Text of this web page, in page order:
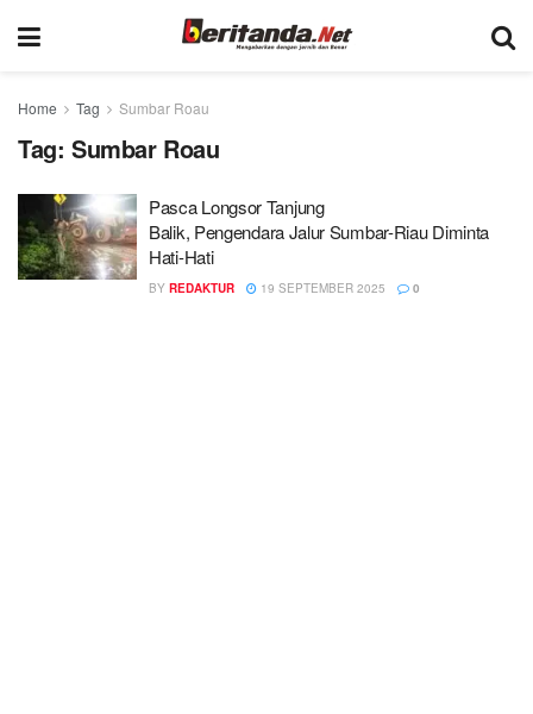
Home Tag Sumbar Roau
Tag: Sumbar Roau
Pasca Longsor Tanjung
Balik, Pengendara Jalur Sumbar-Riau Diminta
Hati-Hati
BY REDAKTUR 19 SEPTEMBER 2025 0